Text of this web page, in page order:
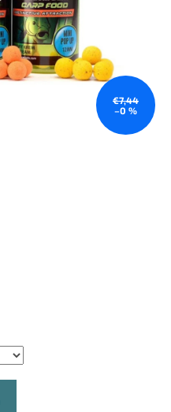
€7,44
–0 %